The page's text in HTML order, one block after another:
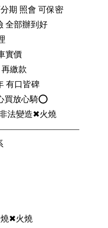
期 照會 可保密
全部辦到好
實價
繳款
有口皆碑
買放心騎⭕️
法變造✖火燒
✖火燒